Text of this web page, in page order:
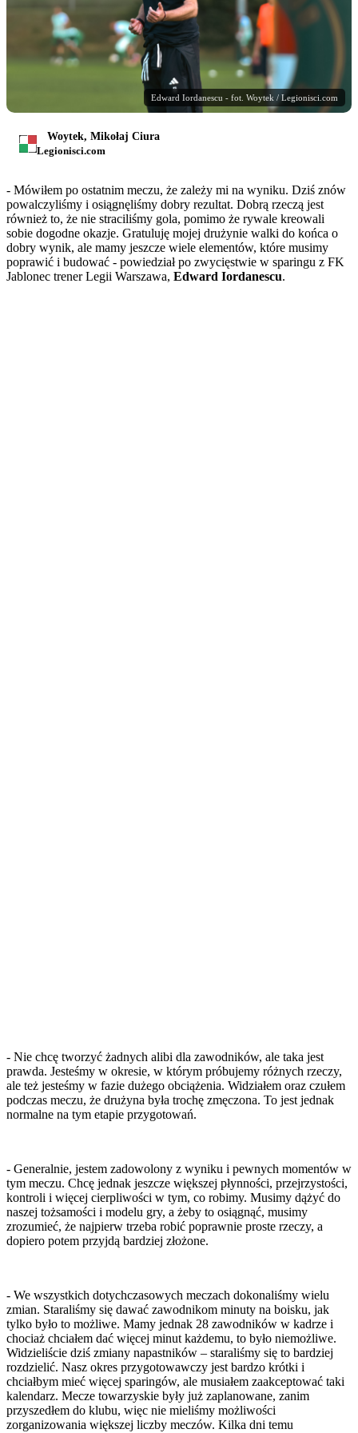
Edward Iordanescu - fot. Woytek / Legionisci.com
Woytek, Mikołaj Ciura
Legionisci.com
- Mówiłem po ostatnim meczu, że zależy mi na wyniku. Dziś znów
powalczyliśmy i osiągnęliśmy dobry rezultat. Dobrą rzeczą jest
również to, że nie straciliśmy gola, pomimo że rywale kreowali
sobie dogodne okazje. Gratuluję mojej drużynie walki do końca o
dobry wynik, ale mamy jeszcze wiele elementów, które musimy
poprawić i budować - powiedział po zwycięstwie w sparingu z FK
Jablonec trener Legii Warszawa, Edward Iordanescu.
- Nie chcę tworzyć żadnych alibi dla zawodników, ale taka jest
prawda. Jesteśmy w okresie, w którym próbujemy różnych rzeczy,
ale też jesteśmy w fazie dużego obciążenia. Widziałem oraz czułem
podczas meczu, że drużyna była trochę zmęczona. To jest jednak
normalne na tym etapie przygotowań.
- Generalnie, jestem zadowolony z wyniku i pewnych momentów w
tym meczu. Chcę jednak jeszcze większej płynności, przejrzystości,
kontroli i więcej cierpliwości w tym, co robimy. Musimy dążyć do
naszej tożsamości i modelu gry, a żeby to osiągnąć, musimy
zrozumieć, że najpierw trzeba robić poprawnie proste rzeczy, a
dopiero potem przyjdą bardziej złożone.
- We wszystkich dotychczasowych meczach dokonaliśmy wielu
zmian. Staraliśmy się dawać zawodnikom minuty na boisku, jak
tylko było to możliwe. Mamy jednak 28 zawodników w kadrze i
chociaż chciałem dać więcej minut każdemu, to było niemożliwe.
Widzieliście dziś zmiany napastników – staraliśmy się to bardziej
rozdzielić. Nasz okres przygotowawczy jest bardzo krótki i
chciałbym mieć więcej sparingów, ale musiałem zaakceptować taki
kalendarz. Mecze towarzyskie były już zaplanowane, zanim
przyszedłem do klubu, więc nie mieliśmy możliwości
zorganizowania większej liczby meczów. Kilka dni temu